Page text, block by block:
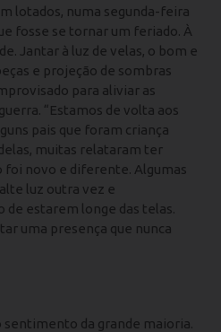
lotados, numa segunda-feira
fosse se tornar um feriado. À
Jantar à luz de velas, o bom e
e projeção de sombras
para aliviar as
“Estamos de volta aos
pais que foram criança
muitas relataram ter
foi novo e diferente. Algumas
luz outra vez e
de estarem longe das telas.
uma presença que nunca
sentimento da grande maioria.